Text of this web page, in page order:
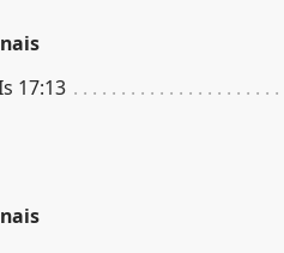
17:13